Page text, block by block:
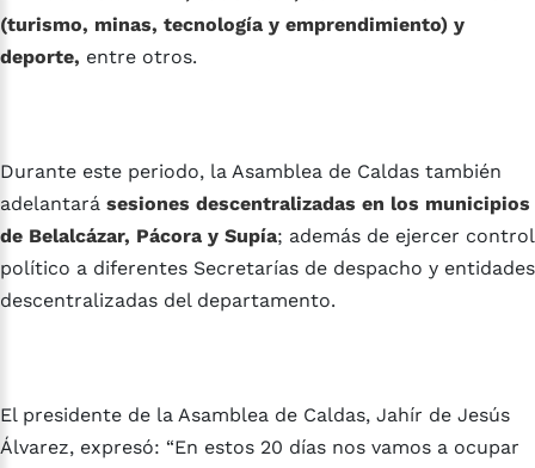
(turismo, minas, tecnología y emprendimiento) y
deporte, entre otros.
Durante este periodo, la Asamblea de Caldas también
adelantará sesiones descentralizadas en los municipios
de Belalcázar, Pácora y Supía; además de ejercer control
político a diferentes Secretarías de despacho y entidades
descentralizadas del departamento.
El presidente de la Asamblea de Caldas, Jahír de Jesús
Álvarez, expresó: “En estos 20 días nos vamos a ocupar